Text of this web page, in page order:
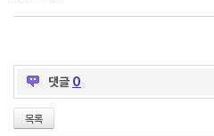
댓글 0
목록